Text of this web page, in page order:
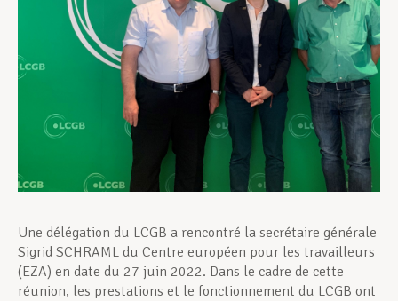
Développement professionnel
Devenir Membre
Actualités
Une délégation du LCGB a rencontré la secrétaire générale
Sigrid SCHRAML du Centre européen pour les travailleurs
(EZA) en date du 27 juin 2022. Dans le cadre de cette
réunion, les prestations et le fonctionnement du LCGB ont